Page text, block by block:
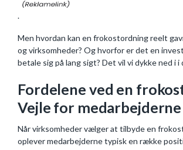
.
Men hvordan kan en frokostordning reelt
og virksomheder? Og hvorfor er det en
betale sig på lang sigt? Det vil vi dykke ned i i
Fordelene ved en
Vejle for medarbejderne
Når virksomheder vælger at tilbyde en
oplever medarbejderne typisk en række